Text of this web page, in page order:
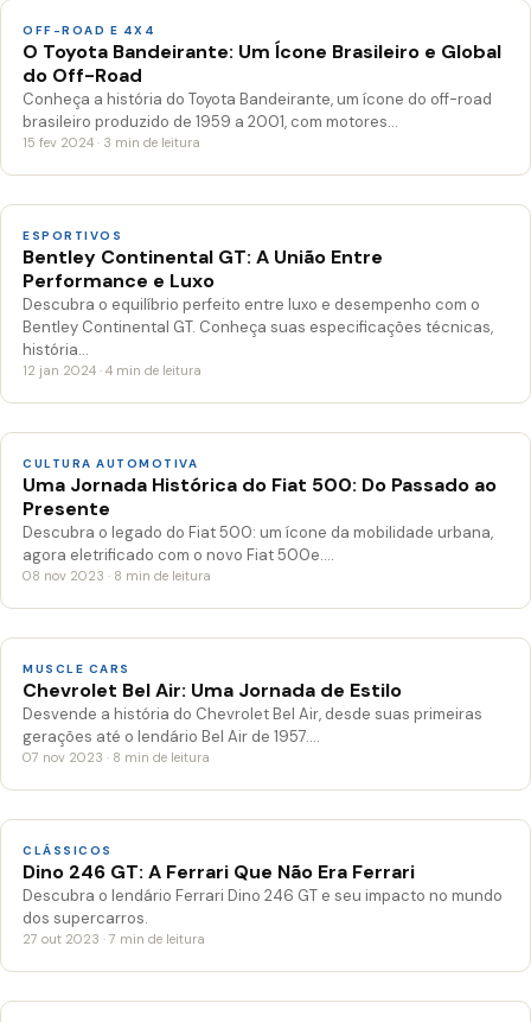
OFF-ROAD E 4X4
O Toyota Bandeirante: Um Ícone Brasileiro e Global
do Off-Road
Conheça a história do Toyota Bandeirante, um ícone do off-road
brasileiro produzido de 1959 a 2001, com motores…
15 fev 2024 · 3 min de leitura
ESPORTIVOS
Bentley Continental GT: A União Entre
Performance e Luxo
Descubra o equilíbrio perfeito entre luxo e desempenho com o
Bentley Continental GT. Conheça suas especificações técnicas,
história…
12 jan 2024 · 4 min de leitura
CULTURA AUTOMOTIVA
Uma Jornada Histórica do Fiat 500: Do Passado ao
Presente
Descubra o legado do Fiat 500: um ícone da mobilidade urbana,
agora eletrificado com o novo Fiat 500e.…
08 nov 2023 · 8 min de leitura
MUSCLE CARS
Chevrolet Bel Air: Uma Jornada de Estilo
Desvende a história do Chevrolet Bel Air, desde suas primeiras
gerações até o lendário Bel Air de 1957.…
07 nov 2023 · 8 min de leitura
CLÁSSICOS
Dino 246 GT: A Ferrari Que Não Era Ferrari
Descubra o lendário Ferrari Dino 246 GT e seu impacto no mundo
dos supercarros.
27 out 2023 · 7 min de leitura